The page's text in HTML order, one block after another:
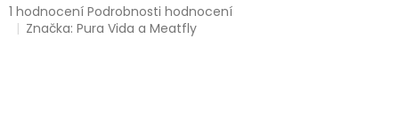
Průměrné
hodnocení
1 hodnocení Podrobnosti hodnocení
Značka:Pura Vida a Meatfly